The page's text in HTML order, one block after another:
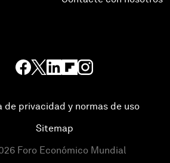
de privacidad y normas de uso
Sitemap
Foro Económico Mundial